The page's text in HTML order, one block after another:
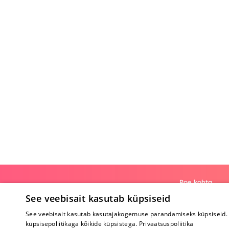
Poe kohta
Koostöö
Tagasiside
See veebisait kasutab küpsiseid
See veebisait kasutab kasutajakogemuse parandamiseks
küpsisepoliitikaga kõikide küpsistega. Privaatsuspoliitika